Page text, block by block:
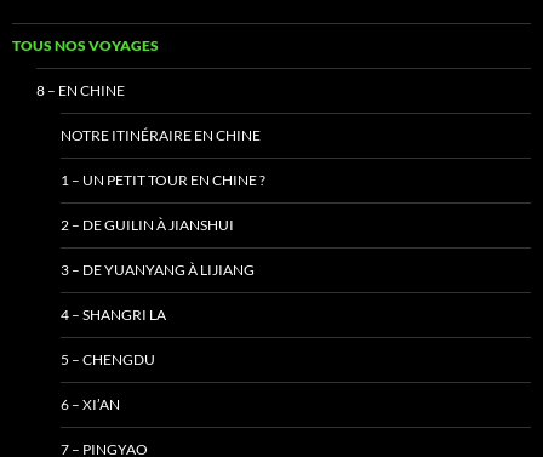
TOUS NOS VOYAGES
8 – EN CHINE
NOTRE ITINÉRAIRE EN CHINE
1 – UN PETIT TOUR EN CHINE ?
2 – DE GUILIN À JIANSHUI
3 – DE YUANYANG À LIJIANG
4 – SHANGRI LA
5 – CHENGDU
6 – XI’AN
7 – PINGYAO